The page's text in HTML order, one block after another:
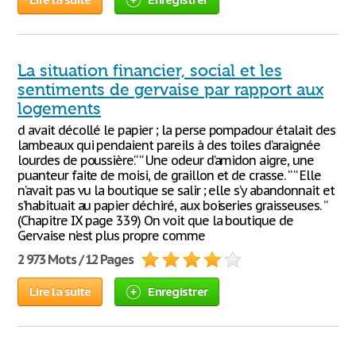
La situation financier, social et les
sentiments de gervaise par rapport aux
logements
d avait décollé le papier ; la perse pompadour étalait des
lambeaux qui pendaient pareils à des toiles d’araignée
lourdes de poussière.“ “ Une odeur d’amidon aigre, une
puanteur faite de moisi, de graillon et de crasse. “ “ Elle
n’avait pas vu la boutique se salir ; elle s’y abandonnait et
s’habituait au papier déchiré, aux boiseries graisseuses. “
(Chapitre IX page 339) On voit que la boutique de
Gervaise n’est plus propre comme
2 973 Mots / 12 Pages
Lire la suite Enregistrer